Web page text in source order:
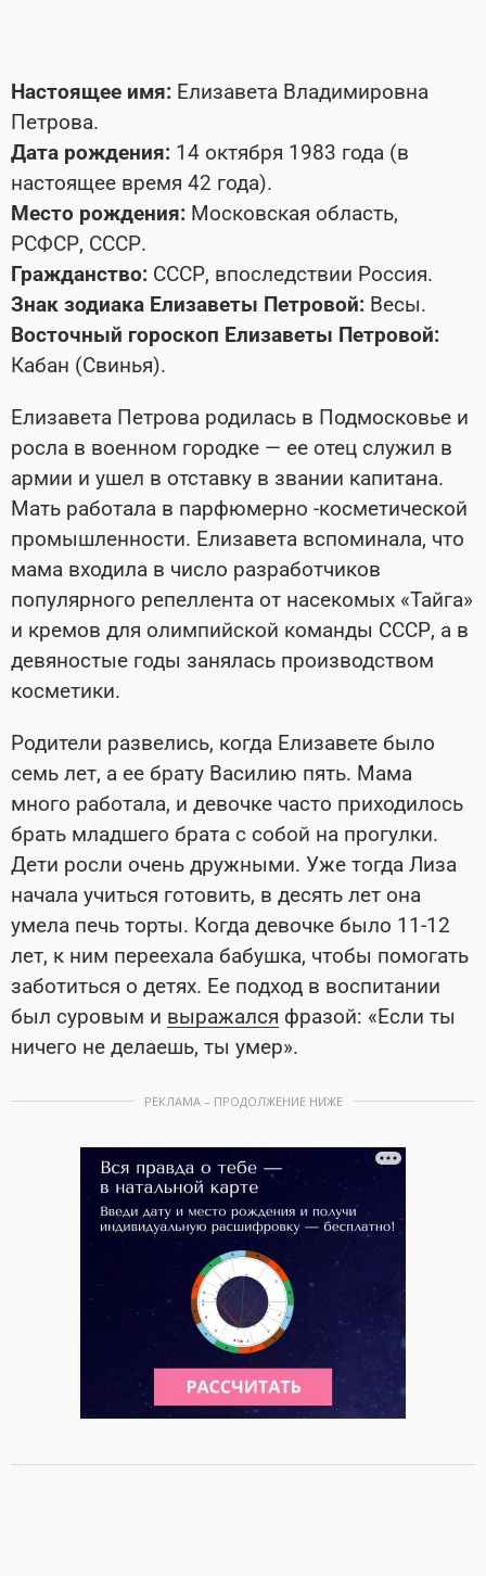
Настоящее имя: Елизавета Владимировна
Петрова.
Дата рождения: 14 октября 1983 года (в
настоящее время 42 года).
Место рождения: Московская область,
РСФСР, СССР.
Гражданство: СССР, впоследствии Россия.
Знак зодиака Елизаветы Петровой: Весы.
Восточный гороскоп Елизаветы Петровой:
Кабан (Свинья).
Елизавета Петрова родилась в Подмосковье и
росла в военном городке — ее отец служил в
армии и ушел в отставку в звании капитана.
Мать работала в парфюмерно -косметической
промышленности. Елизавета вспоминала, что
мама входила в число разработчиков
популярного репеллента от насекомых «Тайга»
и кремов для олимпийской команды СССР, а в
девяностые годы занялась производством
косметики.
Родители развелись, когда Елизавете было
семь лет, а ее брату Василию пять. Мама
много работала, и девочке часто приходилось
брать младшего брата с собой на прогулки.
Дети росли очень дружными. Уже тогда Лиза
начала учиться готовить, в десять лет она
умела печь торты. Когда девочке было 11-12
лет, к ним переехала бабушка, чтобы помогать
заботиться о детях. Ее подход в воспитании
был суровым и выражался фразой: «Если ты
ничего не делаешь, ты умер».
РЕКЛАМА – ПРОДОЛЖЕНИЕ НИЖЕ